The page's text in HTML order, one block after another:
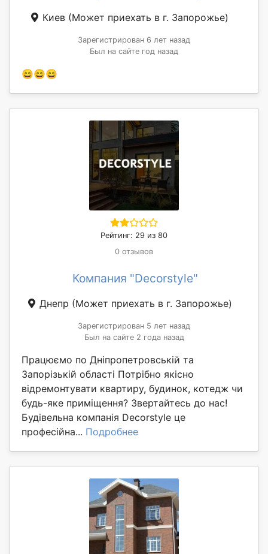
Киев (Может приехать в г. Запорожье)
Зарегистрирован 6 лет назад
Был на сайте год назад
😄😄😄
Рейтинг: 29 из 80
0 отзывов
Компания "Decorstyle"
Днепр (Может приехать в г. Запорожье)
Зарегистрирован 5 лет назад
Был на сайте 2 года назад
Працюємо по Дніпропетровській та
Запорізькій області Потрібно якісно
відремонтувати квартиру, будинок, котедж чи
будь-яке приміщення? Звертайтесь до нас!
Будівельна компанія Decorstyle це
професійна... Подробнее